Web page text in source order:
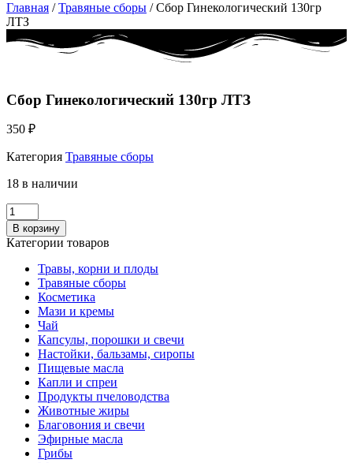
Главная /Травяные сборы / Сбор Гинекологический 130гр
ЛТЗ
Сбор Гинекологический 130гр ЛТЗ
350 ₽
Категория Травяные сборы
18 в наличии
Количество
Сбор
Гинекологический
ЛТЗ
В корзину
Категории товаров
Травы, корни и плоды
Травяные сборы
Косметика
Мази и кремы
Чай
Капсулы, порошки и свечи
Настойки, бальзамы, сиропы
Пищевые масла
Капли и спреи
Продукты пчеловодства
Животные жиры
Благовония и свечи
Эфирные масла
Грибы